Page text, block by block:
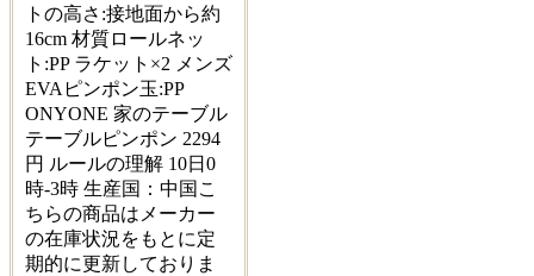
トの高さ:接地面から約
16cm 材質ロールネッ
ト:PP ラケット×2 メンズ
EVAピンポン玉:PP
ONYONE 家のテーブル
テーブルピンポン 2294
円 ルールの理解 10日0
時-3時 生産国：中国こ
ちらの商品はメーカー
の在庫状況をもとに定
期的に更新しておりま